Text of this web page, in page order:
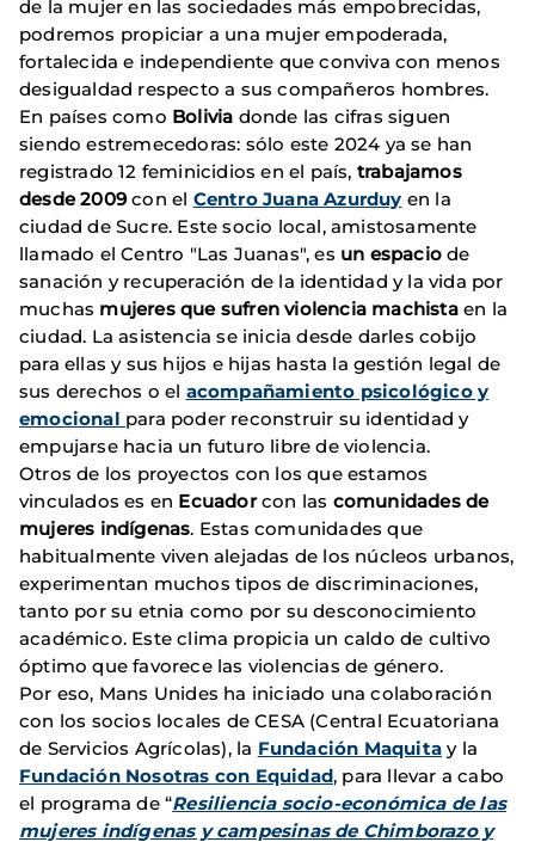
de la mujer en las sociedades más empobrecidas,
podremos propiciar a una mujer empoderada,
fortalecida e independiente que conviva con menos
desigualdad respecto a sus compañeros hombres.
En países como Bolivia donde las cifras siguen
siendo estremecedoras: sólo este 2024 ya se han
registrado 12 feminicidios en el país, trabajamos
desde 2009con el Centro Juana Azurduy en la
ciudad de Sucre. Este socio local, amistosamente
llamado el Centro "Las Juanas", es un espacio de
sanación y recuperación de la identidad y la vida por
muchas mujeres que sufren violencia machistaen la
ciudad. La asistencia se inicia desde darles cobijo
para ellas y sus hijos e hijas hasta la gestión legal de
sus derechos o el acompañamiento psicológico y
emocional para poder reconstruir su identidad y
empujarse hacia un futuro libre de violencia.
Otros de los proyectos con los que estamos
vinculados es en Ecuadorcon las comunidades de
mujeres indígenas. Estas comunidades que
habitualmente viven alejadas de los núcleos urbanos,
experimentan muchos tipos de discriminaciones,
tanto por su etnia como por su desconocimiento
académico. Este clima propicia un caldo de cultivo
óptimo que favorece las violencias de género.
Por eso, Mans Unides ha iniciado una colaboración
con los socios locales de CESA (Central Ecuatoriana
de Servicios Agrícolas), la Fundación Maquita y la
Fundación Nosotras con Equidad, para llevar a cabo
el programa de “Resiliencia socio-económica de las
mujeres indígenas y campesinas de Chimborazo y